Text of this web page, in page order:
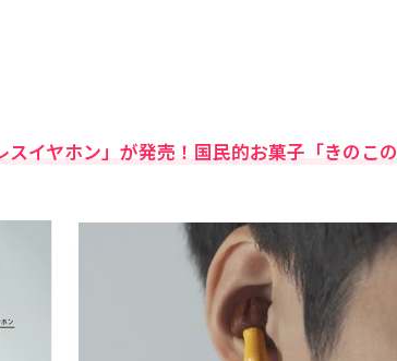
イヤホン」が発売！国民的お菓子「きのこの